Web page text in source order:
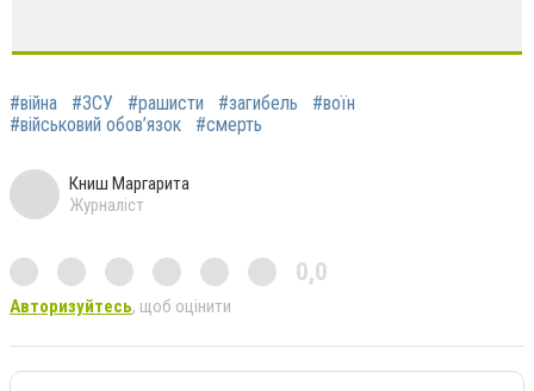
#війна #ЗСУ #рашисти #загибель
#воїн
#військовий обов’язок
#смерть
Книш Маргарита
Журналіст
0,0
Авторизуйтесь, щоб оцінити